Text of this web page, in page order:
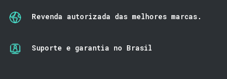
Revenda autorizada das melhores marcas.
Suporte e garantia no Brasil